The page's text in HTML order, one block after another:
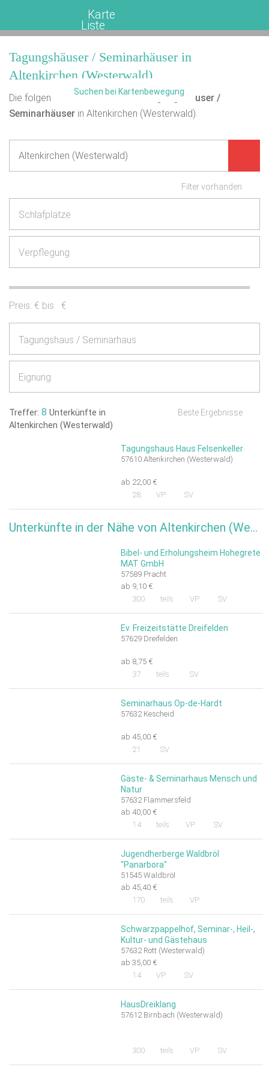
Karte
Liste
Tagungshäuser / Seminarhäuser in
Altenkirchen (Westerwald)
Die folgende Übersicht enthält2Tagungshäuser /
Seminarhäuser in Altenkirchen (Westerwald).
Filter vorhanden
Schlafplätze
Verpflegung
Preis: € bis €
Tagungshaus / Seminarhaus
Eignung
Treffer: 8 Unterkünfte in
Altenkirchen (Westerwald)
Beste Ergebnisse
Tagungshaus Haus Felsenkeller
57610 Altenkirchen (Westerwald)
ab 22,00 €
28
VP SV
Unterkünfte in der Nähe von Altenkirchen (Westerwald)
Bibel- und Erholungsheim Hohegrete
MAT GmbH
57589 Pracht
ab 9,10 €
300
teils VP SV
Ev. Freizeitstätte Dreifelden
57629 Dreifelden
ab 8,75 €
37
teils SV
Seminarhaus Op-de-Hardt
57632 Kescheid
ab 45,00 €
21
SV
Gäste- & Seminarhaus Mensch und
Natur
57632 Flammersfeld
ab 40,00 €
14
teils VP SV
Jugendherberge Waldbröl
"Panarbora"
51545 Waldbröl
ab 45,40 €
170
teils VP
Schwarzpappelhof, Seminar-, Heil-,
Kultur- und Gästehaus
57632 Rott (Westerwald)
ab 35,00 €
14
VP SV
HausDreiklang
57612 Birnbach (Westerwald)
300 teils VP SV
Suchen bei Kartenbewegung